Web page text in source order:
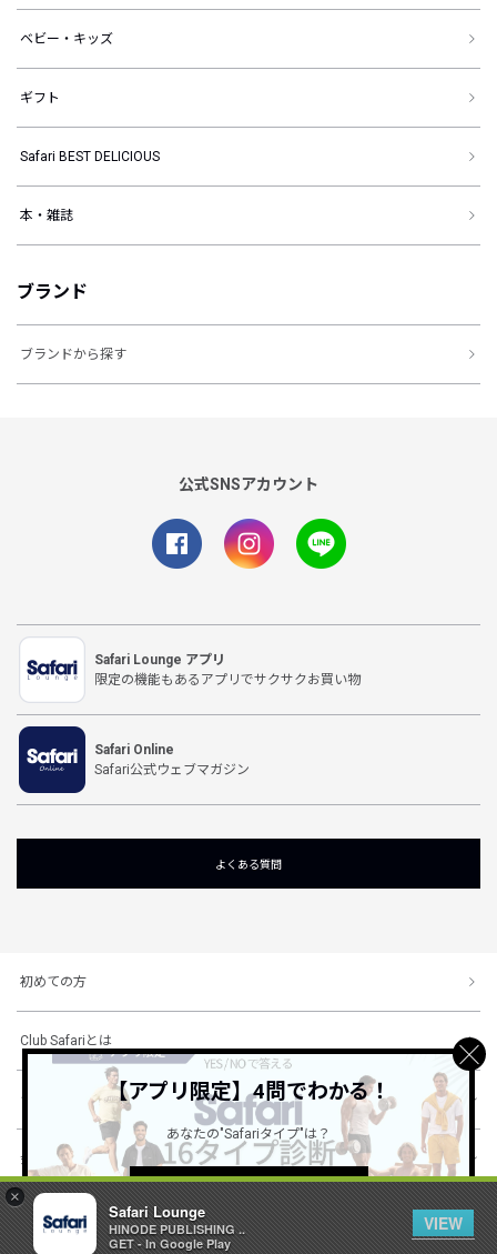
×
Safari Lounge
HINODE PUBLISHING ..
GET - In Google Play
VIEW
ベビー・キッズ
ギフト
Safari BEST DELICIOUS
本・雑誌
ブランド
ブランドから探す
公式SNSアカウント
Safari Lounge アプリ
限定の機能もあるアプリでサクサクお買い物
Safari Online
Safari公式ウェブマガジン
よくある質問
初めての方
Club Safariとは
ショッピングガイド
会社概要・規約
© 1996-2026 HINODE PUBLISHING co., ltd. All Rights Reserved.
【アプリ限定】4問でわかる！
あなたの"Safariタイプ"は？
詳しくはこちら ＞